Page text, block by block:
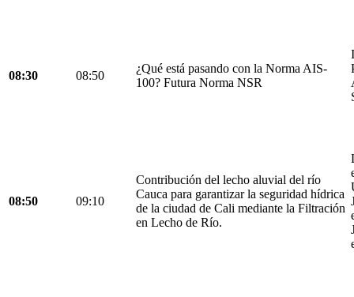
08:30 08:50
¿Qué está pasando con la Norma AIS-
100? Futura Norma NSR
08:50 09:10
Contribución del lecho aluvial del río
Cauca para garantizar la seguridad hídrica
de la ciudad de Cali mediante la Filtración
en Lecho de Río.